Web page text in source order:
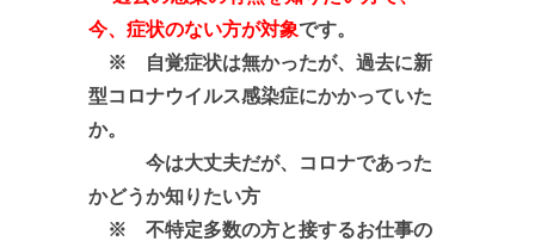
今、症状のない方が対象です。
※ 自覚症状は無かったが、過去に新
型コロナウイルス感染症にかかっていた
か。
今は大丈夫だが、コロナであった
かどうか知りたい方
※ 不特定多数の方と接するお仕事の